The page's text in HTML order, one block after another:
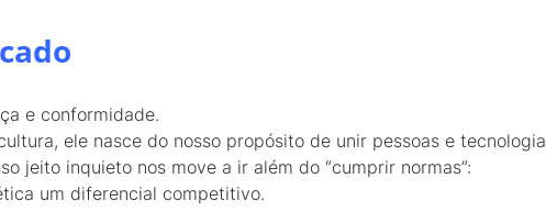
e conformidade.
ele nasce do nosso propósito de unir pessoas e tecnologia
jeito inquieto nos move a ir além do “cumprir normas”:
um diferencial competitivo.